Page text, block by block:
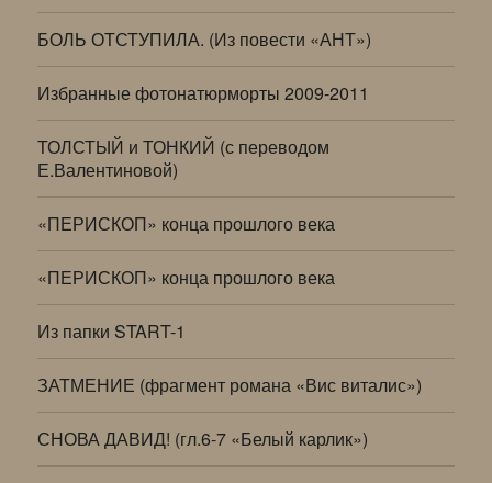
БОЛЬ ОТСТУПИЛА. (Из повести «АНТ»)
Избранные фотонатюрморты 2009-2011
ТОЛСТЫЙ и ТОНКИЙ (с переводом
Е.Валентиновой)
«ПЕРИСКОП» конца прошлого века
«ПЕРИСКОП» конца прошлого века
Из папки START-1
ЗАТМЕНИЕ (фрагмент романа «Вис виталис»)
СНОВА ДАВИД! (гл.6-7 «Белый карлик»)